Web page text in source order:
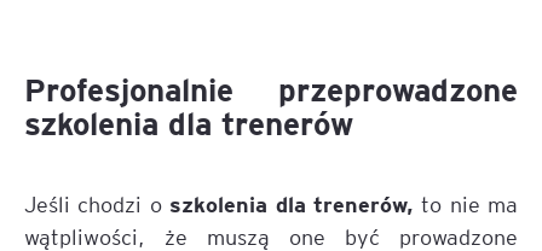
Profesjonalnie przeprowadzone
szkolenia dla trenerów
Jeśli chodzi o szkolenia dla trenerów, to nie ma
wątpliwości, że muszą one być prowadzone